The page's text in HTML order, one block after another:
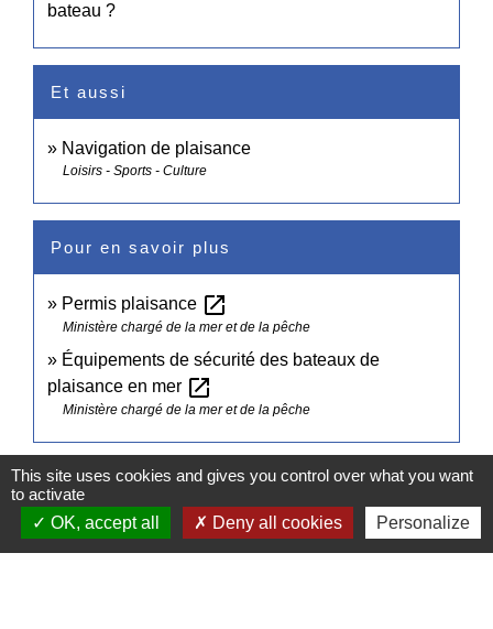
bateau ?
Et aussi
Navigation de plaisance
Loisirs - Sports - Culture
Pour en savoir plus
Permis plaisance open_in_new
Ministère chargé de la mer et de la pêche
Équipements de sécurité des bateaux de
plaisance en mer open_in_new
Ministère chargé de la mer et de la pêche
Signaler une erreur sur cette page
This site uses cookies and gives you control over what you want
to activate
OK, accept all
Deny all cookies Personalize